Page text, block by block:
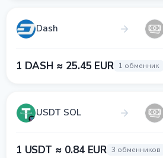
Dash
1 DASH ≈ 25.45 EUR 1 обменник
USDT SOL
1 USDT ≈ 0.84 EUR 3 обменников